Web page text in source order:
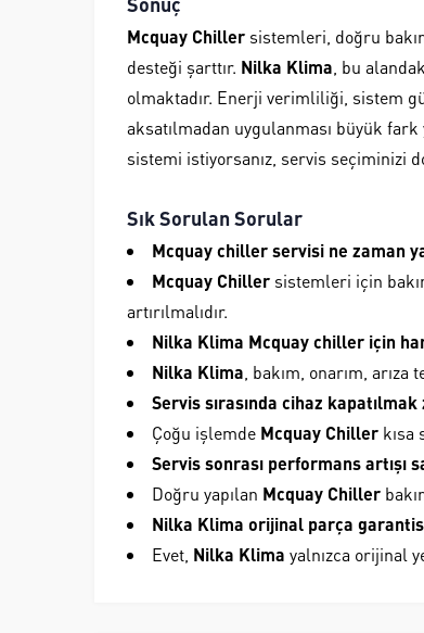
Mcquay Chiller sistemleri, doğru
desteği şarttır. Nilka Klima , bu
olmaktadır. Enerji verimliliği, sistem
aksatılmadan uygulanması büyük
sistemi istiyorsanız, servis seçiminizi
Sık Sorulan Sorular
Mcquay chiller servisi ne zaman
Mcquay Chiller sistemleri için
artırılmalıdır.
Nilka Klima Mcquay chiller için
Nilka Klima , bakım, onarım,
Servis sırasında cihaz kapatılmak
Çoğu işlemde Mcquay Chiller kısa
Servis sonrası performans artışı
Doğru yapılan Mcquay Chiller
Nilka Klima orijinal parça
Evet, Nilka Klima yalnızca orijinal